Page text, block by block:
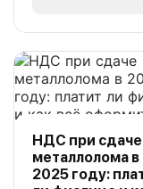
НДС при сдаче
металлолома в
2025 году: